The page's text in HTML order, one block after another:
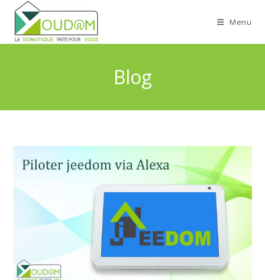
content
Menu
Blog